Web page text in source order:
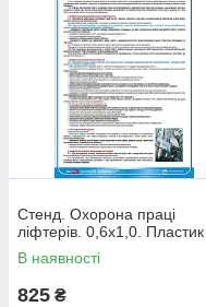
Стенд. Охорона праці
ліфтерів. 0,6х1,0. Пластик
В наявності
825 ₴